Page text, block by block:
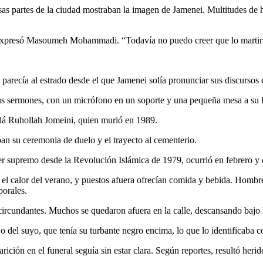
partes de la ciudad mostraban la imagen de Jamenei. Multitudes
Masoumeh Mohammadi. “Todavía no puedo creer que lo
al estrado desde el que Jamenei solía pronunciar sus
con un micrófono en un soporte y una pequeña mesa a su
Ruhollah Jomeini, quien murió en 1989.
su ceremonia de duelo y el trayecto al cementerio.
supremo desde la Revolución Islámica de 1979, ocurrió en febrero y
calor del verano, y puestos afuera ofrecían comida y bebida.
Muchos se quedaron afuera en la calle, descansando
del suyo, que tenía su turbante negro encima, lo que lo identificaba
en el funeral seguía sin estar clara. Según reportes, resultó